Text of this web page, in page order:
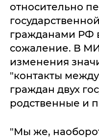
относительно
гражданами РФ
сожаление. В
изменения
"контакты
граждан двух
родственные и
"Мы же,